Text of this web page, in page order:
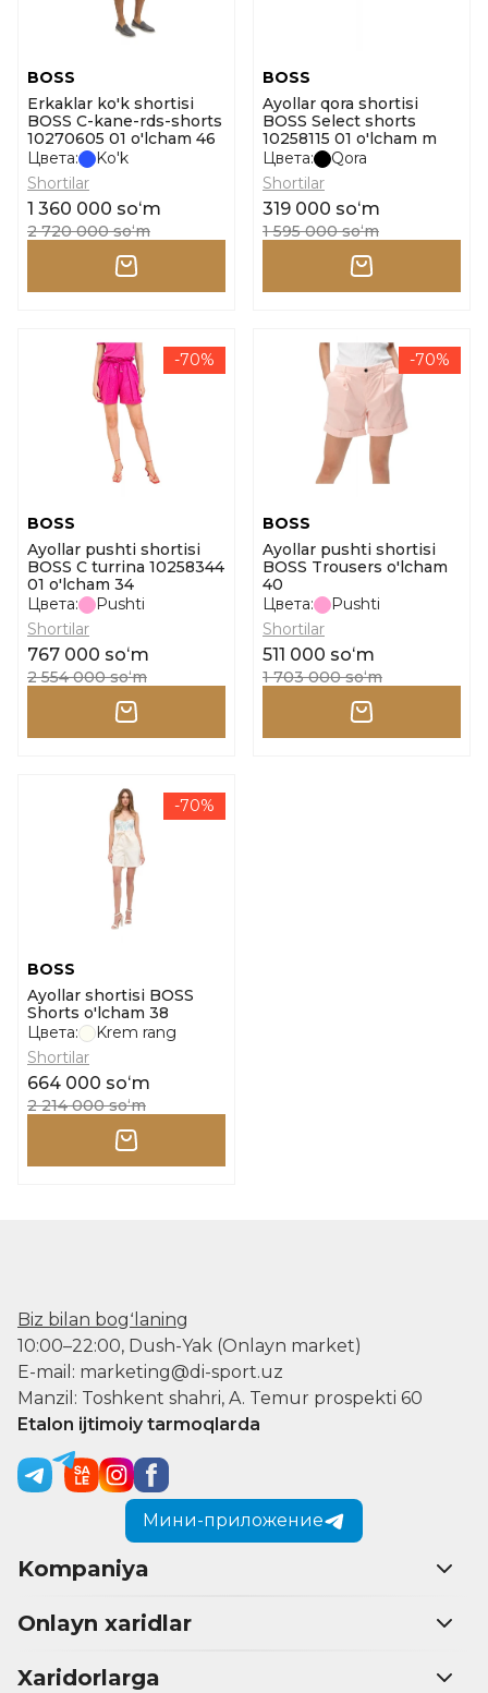
BOSS
Erkaklar ko'k shortisi
BOSS C-kane-rds-shorts
10270605 01 o'lcham 46
Цвета:
Ko'k
Shortilar
1 360 000 soʻm
2 720 000 soʻm
BOSS
Ayollar qora shortisi
BOSS Select shorts
10258115 01 o'lcham m
Цвета:
Qora
Shortilar
319 000 soʻm
1 595 000 soʻm
-70%
BOSS
Ayollar pushti shortisi
BOSS C turrina 10258344
01 o'lcham 34
Цвета:
Pushti
Shortilar
767 000 soʻm
2 554 000 soʻm
-70%
BOSS
Ayollar pushti shortisi
BOSS Trousers o'lcham
40
Цвета:
Pushti
Shortilar
511 000 soʻm
1 703 000 soʻm
-70%
BOSS
Ayollar shortisi BOSS
Shorts o'lcham 38
Цвета:
Krem rang
Shortilar
664 000 soʻm
2 214 000 soʻm
Biz bilan bogʻlaning
10:00–22:00, Dush-Yak (Onlayn market)
E-mail: marketing@di-sport.uz
Manzil: Toshkent shahri, A. Temur prospekti 60
Etalon ijtimoiy tarmoqlarda
Мини-приложение
Kompaniya
Onlayn xaridlar
Xaridorlarga